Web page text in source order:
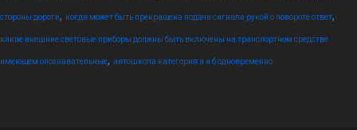
стороны дороги, когда может быть прекращена подача сигнала рукой о повороте ответ,
какие внешние световые приборы должны быть включены на транспортном средстве
имеющем опознавательные, автошкола категория а и б одновременно